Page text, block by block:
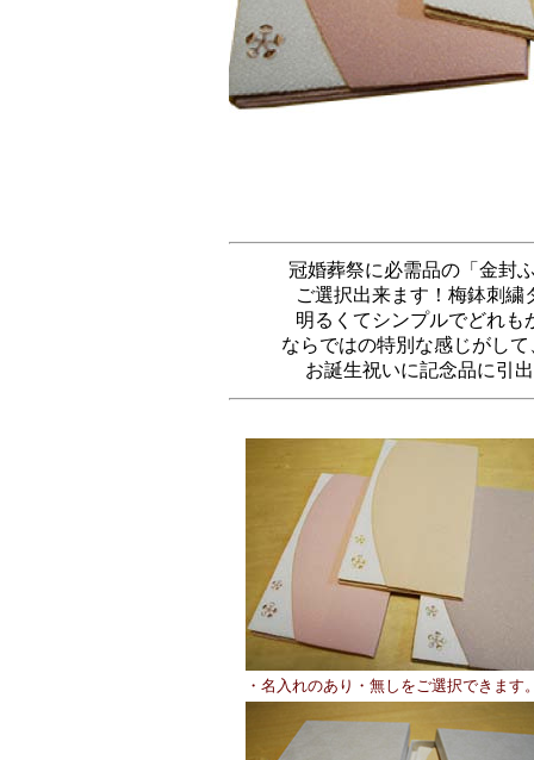
冠婚葬祭に必需品の「金封
ご選択出来ます！梅鉢刺繍
明るくてシンプルでどれも
ならではの特別な感じがして
お誕生祝いに記念品に引
・名入れのあり・無しをご選択できます